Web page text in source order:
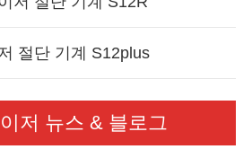
절단 기계 S12plus
저 뉴스 & 블로그